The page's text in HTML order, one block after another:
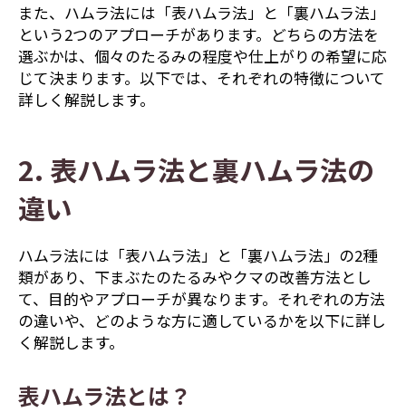
また、ハムラ法には「表ハムラ法」と「裏ハムラ法」
という2つのアプローチがあります。どちらの方法を
選ぶかは、個々のたるみの程度や仕上がりの希望に応
じて決まります。以下では、それぞれの特徴について
詳しく解説します。
2. 表ハムラ法と裏ハムラ法の
違い
ハムラ法には「表ハムラ法」と「裏ハムラ法」の2種
類があり、下まぶたのたるみやクマの改善方法とし
て、目的やアプローチが異なります。それぞれの方法
の違いや、どのような方に適しているかを以下に詳し
く解説します。
表ハムラ法とは？